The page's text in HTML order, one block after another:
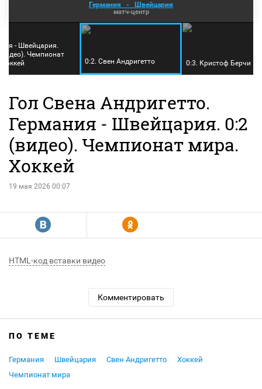
Германия - Швейцария
матч-центр
- Швейцария.
Чемпионат
0:2. Свен Андригетто 0:3. Кристоф Берчи
Гол Свена Андригетто.
Германия - Швейцария. 0:2
(видео). Чемпионат мира.
Хоккей
19 мая 2026 00:07
R Y
HTML-код вставки видео
Комментировать
ПО ТЕМЕ
Германия Швейцария Свен Андригетто
Хоккей
Чемпионат мира